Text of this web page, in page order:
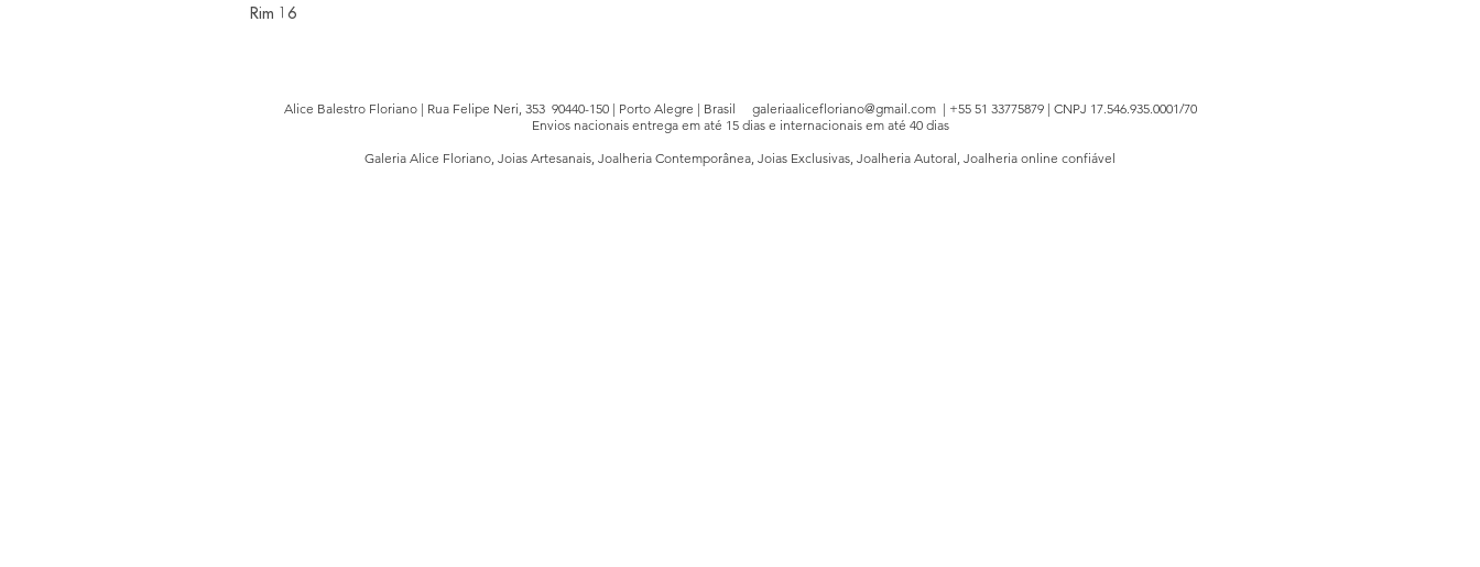
Rim 16
Alice Balestro Floriano | Rua Felipe Neri, 353 90440-150 | Porto Alegre | Brasil galeriaalicefloriano@gmail.com| +55 51 33775879 | CNPJ 17.546.935.0001/70
Envios nacionais entrega em até 15 dias e internacionais em até 40 dias
Galeria Alice Floriano, Joias Artesanais, Joalheria Contemporânea, Joias Exclusivas, Joalheria Autoral, Joalheria online confiável